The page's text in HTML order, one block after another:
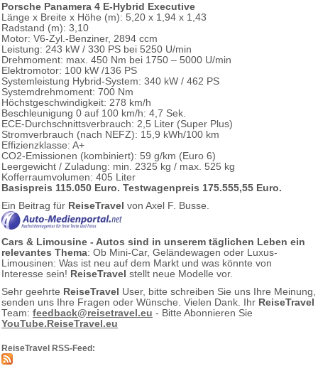
Porsche Panamera 4 E-Hybrid Executive
Länge x Breite x Höhe (m): 5,20 x 1,94 x 1,43
Radstand (m): 3,10
Motor: V6-Zyl.-Benziner, 2894 ccm
Leistung: 243 kW / 330 PS bei 5250 U/min
Drehmoment: max. 450 Nm bei 1750 – 5000 U/min
Elektromotor: 100 kW /136 PS
Systemleistung Hybrid-System: 340 kW / 462 PS
Systemdrehmoment: 700 Nm
Höchstgeschwindigkeit: 278 km/h
Beschleunigung 0 auf 100 km/h: 4,7 Sek.
ECE-Durchschnittsverbrauch: 2,5 Liter (Super Plus)
Stromverbrauch (nach NEFZ): 15,9 kWh/100 km
Effizienzklasse: A+
CO2-Emissionen (kombiniert): 59 g/km (Euro 6)
Leergewicht / Zuladung: min. 2325 kg / max. 525 kg
Kofferraumvolumen: 405 Liter
Basispreis 115.050 Euro. Testwagenpreis 175.555,55 Euro.
Ein Beitrag für ReiseTravel von Axel F. Busse.
Cars & Limousine - Autos sind in unserem täglichen Leben ein
relevantes Thema: Ob Mini-Car, Geländewagen oder Luxus-
Limousinen: Was ist neu auf dem Markt und was könnte von
Interesse sein! ReiseTravel stellt neue Modelle vor.
Sehr geehrte ReiseTravel User, bitte schreiben Sie uns Ihre Meinung,
senden uns Ihre Fragen oder Wünsche. Vielen Dank. Ihr ReiseTravel
Team: feedback@reisetravel.eu - Bitte Abonnieren Sie
YouTube.ReiseTravel.eu
ReiseTravel RSS-Feed: